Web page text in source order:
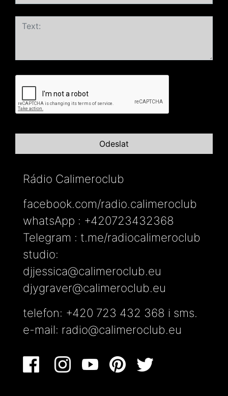
Rádio Calimeroclub
facebook.com/radio.calimeroclub
whatsApp : +420723432368
Telegram : t.me/radiocalimeroclub
studio:
djjessica@calimeroclub.eu
djygraver@calimeroclub.eu
telefon: +420 723 432 368 i sms.
e-mail: radio@calimeroclub.eu